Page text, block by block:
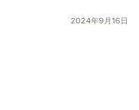
2024年9月16日